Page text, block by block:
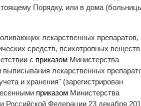
Порядку, или в дома
лекарственных препаратов,
средств, психотропных веществ
с приказом Министерства
лекарственных
и хранения" (зарегистрирован
приказом Министерства
Российской Федерации 23 декабря